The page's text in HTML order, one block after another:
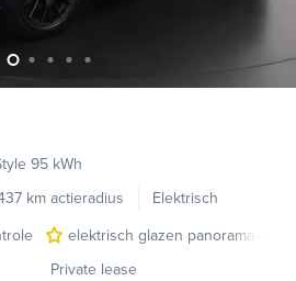
95 kWh
km actieradius
Elektrisch
elektrisch glazen panorama-dak
Private lease